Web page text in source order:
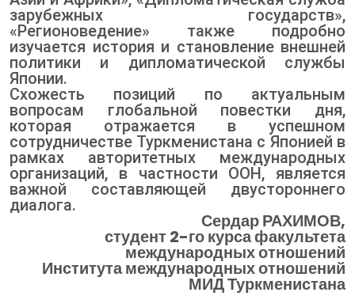
зарубежных государств»,
«Регионоведение» также подробно
изучается история и становление внешней
политики и дипломатической службы
Японии.
Схожесть позиций по актуальным
вопросам глобальной повестки дня,
которая отражается в успешном
сотрудничестве Туркменистана с Японией в
рамках авторитетных международных
организаций, в частности ООН, является
важной составляющей двустороннего
диалога.
Сердар РАХИМОВ,
студент 2-го курса факультета
международных отношений
Института международных отношений
МИД Туркменистана